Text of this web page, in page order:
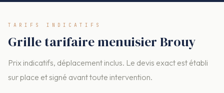
TARIFS INDICATIFS
Grille tarifaire menuisier Brouy
Prix indicatifs, déplacement inclus. Le devis exact est établi
sur place et signé avant toute intervention.